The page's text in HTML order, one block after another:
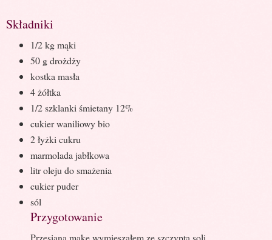
Składniki
1/2 kg mąki
50 g drożdży
kostka masła
4 żółtka
1/2 szklanki śmietany 12%
cukier waniliowy bio
2 łyżki cukru
marmolada jabłkowa
litr oleju do smażenia
cukier puder
sól
Przygotowanie